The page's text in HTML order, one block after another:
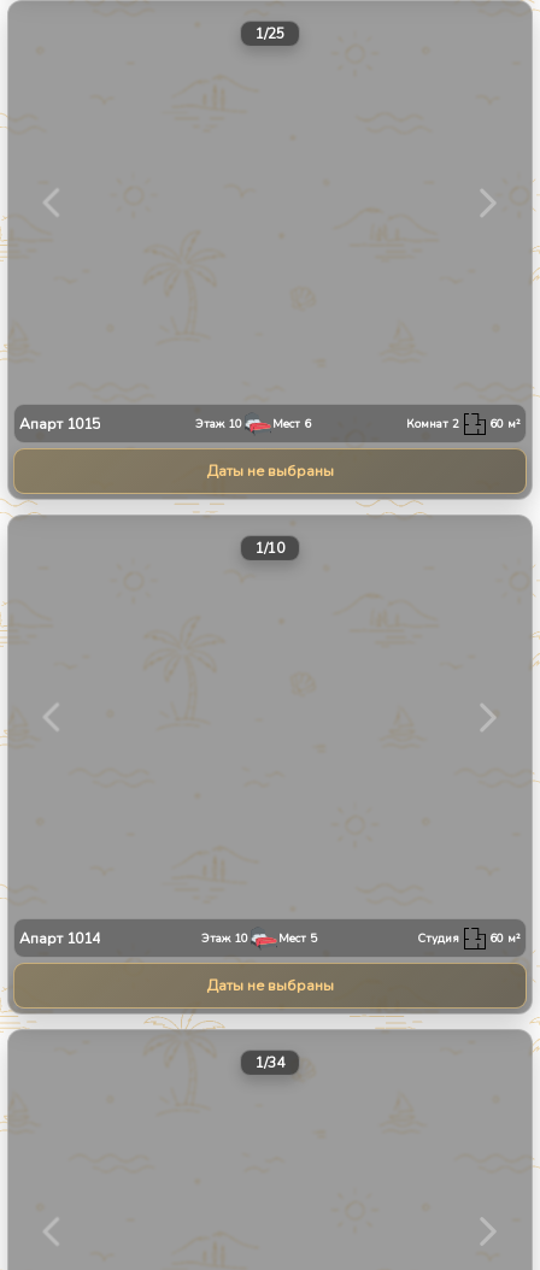
1/25
Апарт 1015 Этаж 10 Мест 6 Комнат2 60 м²
Даты не выбраны
1/10
Апарт 1014 Этаж 10 Мест 5 Студия 60 м²
Даты не выбраны
1/34